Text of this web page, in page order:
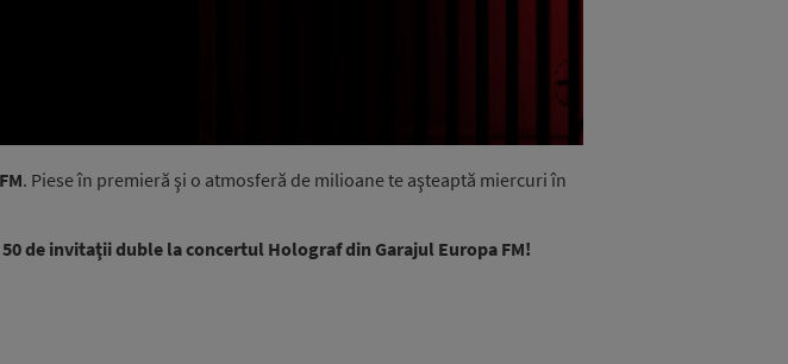
. Piese în premieră şi o atmosferă de milioane te aşteaptă miercuri în
de invitaţii duble la concertul Holograf din Garajul Europa FM!